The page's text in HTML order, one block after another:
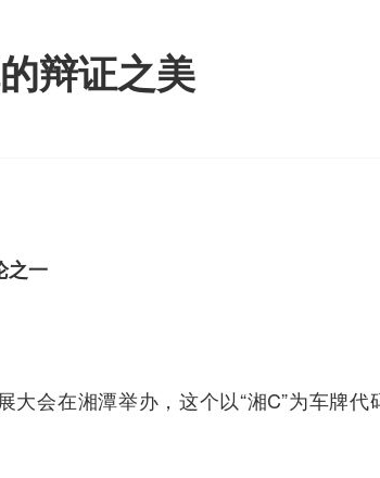
辩证之美
之一
会在湘潭举办，这个以“湘C”为车牌代